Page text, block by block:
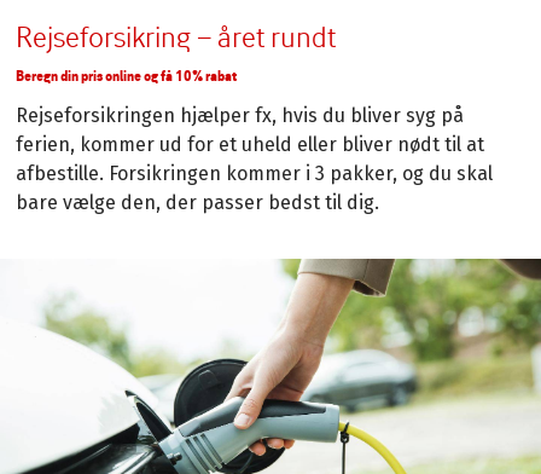
Rejseforsikring – året rundt
Beregn din pris online og få 10% rabat
Rejseforsikringen hjælper fx, hvis du bliver syg på
ferien, kommer ud for et uheld eller bliver nødt til at
afbestille. Forsikringen kommer i 3 pakker, og du skal
bare vælge den, der passer bedst til dig.